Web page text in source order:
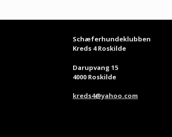
Schæferhundeklubben
Kreds 4 Roskilde
Darupvang 15
4000 Roskilde
kreds4@yahoo.com